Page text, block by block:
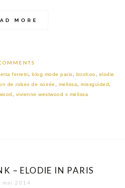
MORE
ferretti ,blog mode paris boohoo
elodie
de robes de soirée melissa missguided
vivienne westwood x melissa
– ELODIE IN PARIS
mai 2014